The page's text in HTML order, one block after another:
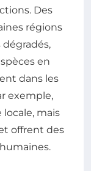
Des
régions
en
dans les
exemple,
mais
offrent des